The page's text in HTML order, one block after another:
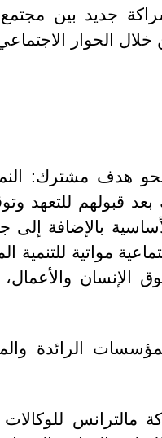
جديد بين مجتمع
الحوار الاجتماعي
هدف مشترك:
قبولهم للتعهد
بالإضافة
مواتية للتنمية
والأعمال،
الرائدة
للوكالات